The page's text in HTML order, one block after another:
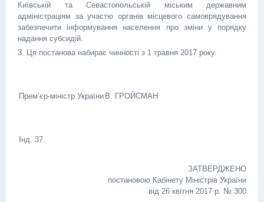
Київській та Севастопольській міським державним
адміністраціям за участю органів місцевого самоврядування
забезпечити інформування населення про зміни у порядку
надання субсидій.
3. Ця постанова набирає чинності з 1 травня 2017 року.
Прем’єр-міністр України В. ГРОЙСМАН
Інд. 37
ЗАТВЕРДЖЕНО
постановою Кабінету Міністрів України
від 26 квітня 2017 р. № 300